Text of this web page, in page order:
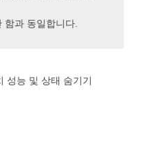
과 동일합니다.